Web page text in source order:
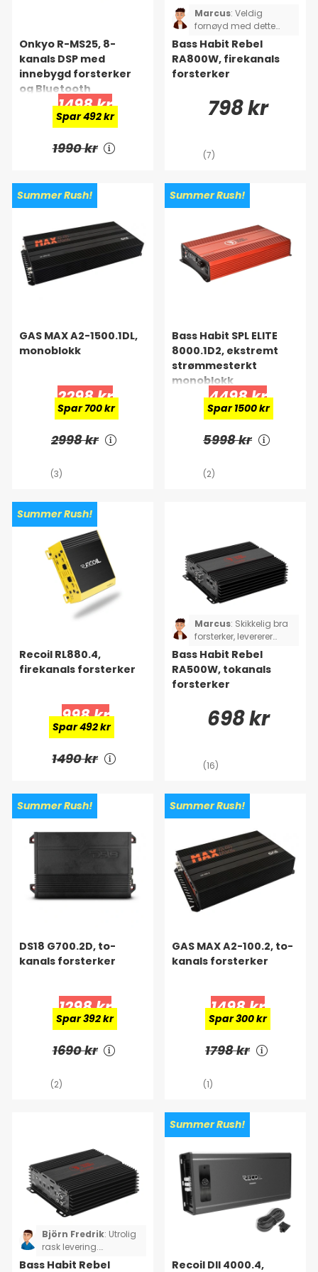
Onkyo R-MS25, 8-
kanals DSP med
innebygd forsterker
og Bluetooth
1498 kr
Spar 492 kr
1990 kr
Marcus: Veldig
fornøyd med dette
forsterkeren. God
forbedring for dørene
mine som bare har 6,5
tommer, spiller utrolig
å høre med bare
stereo. Kan sterkt
Bass Habit Rebel
RA800W, firekanals
forsterker
798 kr
(7)
Summer Rush!
GAS MAX A2-1500.1DL,
monoblokk
2298 kr
Spar 700 kr
2998 kr
(3)
Summer Rush!
Bass Habit SPL ELITE
8000.1D2, ekstremt
strømmesterkt
monoblokk
4498 kr
Spar 1500 kr
5998 kr
(2)
Summer Rush!
Recoil RL880.4,
firekanals forsterker
998 kr
Spar 492 kr
1490 kr
Marcus: Skikkelig bra
forsterker, levererer
godt med effekt og
låter bra!
Bass Habit Rebel
RA500W, tokanals
forsterker
698 kr
(16)
Summer Rush!
DS18 G700.2D, to-
kanals forsterker
1298 kr
Spar 392 kr
1690 kr
(2)
Summer Rush!
GAS MAX A2-100.2, to-
kanals forsterker
1498 kr
Spar 300 kr
1798 kr
(1)
Björn Fredrik: Utrolig
rask levering.
Sluttsteget leverer god
Bass Habit Rebel
Summer Rush!
Recoil DII 4000.4,